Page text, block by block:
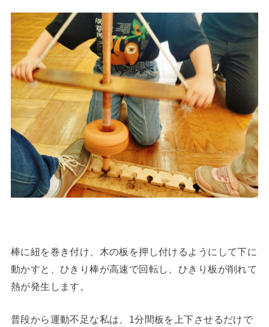
棒に紐を巻き付け、木の板を押し付けるようにして下に
動かすと、ひきり棒が高速で回転し、ひきり板が削れて
熱が発生します。
普段から運動不足な私は、1分間板を上下させるだけで